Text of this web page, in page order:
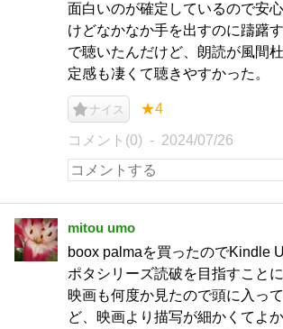
面白いのが確定しているので安
けどなかなか手を出すのに躊躇
で聴いたんだけど、朗読が風間
定感も凄くて聴きやすかった。
ナイス ★4
コメント(0) 2024/07/26
mitou umo
boox palmaを買ったのでKindle
ポタシリーズ読破を目指すこと
映画も何度か見たので頭に入っ
ど、映画より描写が細かくてよ